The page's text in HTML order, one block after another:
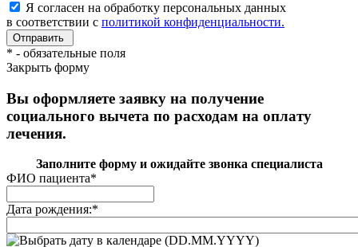
Я согласен на обработку персональных данных
в соответствии с политикой конфиденциальности.
* - обязательные поля
Закрыть форму
Вы оформляете заявку на получение
социального вычета по расходам на оплату
лечения.
Заполните форму и ожидайте звонка специалиста
ФИО пациента*
Дата рождения:*
(DD.MM.YYYY)